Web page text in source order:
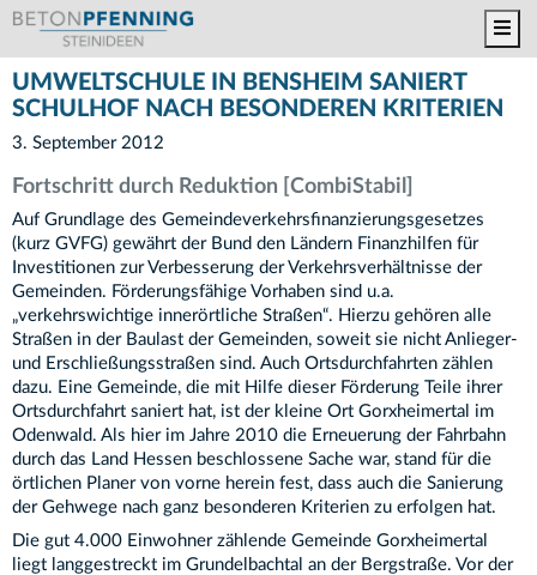
UMWELTSCHULE IN BENSHEIM SANIERT
SCHULHOF NACH BESONDEREN KRITERIEN
3. September 2012
Fortschritt durch Reduktion [CombiStabil]
Auf Grundlage des Gemeindeverkehrsfinanzierungsgesetzes
(kurz GVFG) gewährt der Bund den Ländern Finanzhilfen für
Investitionen zur Verbesserung der Verkehrsverhältnisse der
Gemeinden. Förderungsfähige Vorhaben sind u.a.
„verkehrswichtige innerörtliche Straßen“. Hierzu gehören alle
Straßen in der Baulast der Gemeinden, soweit sie nicht Anlieger-
und Erschließungsstraßen sind. Auch Ortsdurchfahrten zählen
dazu. Eine Gemeinde, die mit Hilfe dieser Förderung Teile ihrer
Ortsdurchfahrt saniert hat, ist der kleine Ort Gorxheimertal im
Odenwald. Als hier im Jahre 2010 die Erneuerung der Fahrbahn
durch das Land Hessen beschlossene Sache war, stand für die
örtlichen Planer von vorne herein fest, dass auch die Sanierung
der Gehwege nach ganz besonderen Kriterien zu erfolgen hat.
Die gut 4.000 Einwohner zählende Gemeinde Gorxheimertal
liegt langgestreckt im Grundelbachtal an der Bergstraße. Vor der